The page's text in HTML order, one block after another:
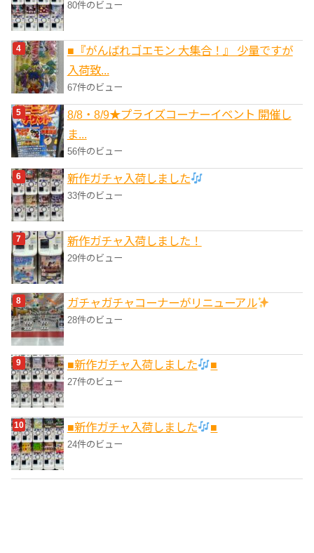
80件のビュー
■『がんばれゴエモン 大集合！』 少量ですが
入荷致...
67件のビュー
8/8・8/9★プライズコーナーイベント 開催し
ま...
56件のビュー
新作ガチャ入荷しました
33件のビュー
新作ガチャ入荷しました！
29件のビュー
ガチャガチャコーナーがリニューアル
28件のビュー
■新作ガチャ入荷しました ■
27件のビュー
■新作ガチャ入荷しました ■
24件のビュー